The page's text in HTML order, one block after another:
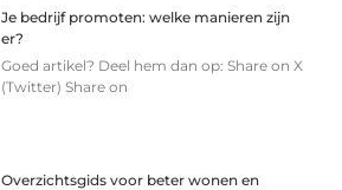
Je bedrijf promoten: welke manieren zijn
er?
Goed artikel? Deel hem dan op: Share on X
(Twitter) Share on
Overzichtsgids voor beter wonen en